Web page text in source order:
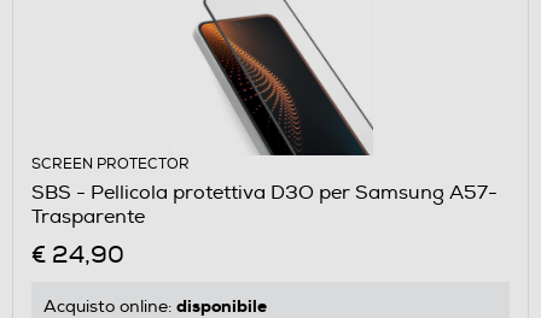
SCREEN PROTECTOR
SBS - Pellicola protettiva D3O per Samsung A57-
Trasparente
€ 24,90
Acquisto online: disponibile